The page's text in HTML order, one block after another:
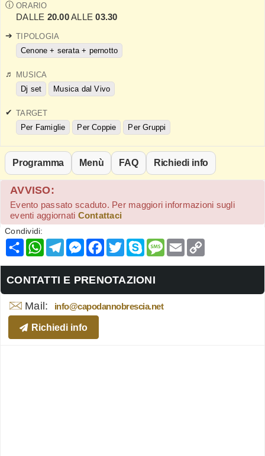
ORARIO
DALLE 20.00ALLE03.30
TIPOLOGIA
Cenone + serata + pernotto
MUSICA
Dj set
Musica dal Vivo
TARGET
Per Famiglie
Per Coppie Per Gruppi
Programma Menù FAQ Richiedi info
AVVISO:
Evento passato scaduto. Per maggiori informazioni sugli
eventi aggiornati Contattaci
Condividi:
Condividi
WhatsApp
Telegram
Messenger
Facebook
TwitterSkypeMessage
Email
CONTATTI E PRENOTAZIONI
Mail: info@capodannobrescia.net
Richiedi info